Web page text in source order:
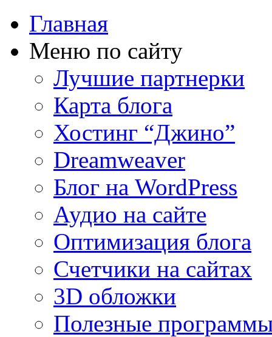
Главная
Меню по сайту
Лучшие партнерки
Карта блога
Хостинг “Джино”
Dreamweaver
Блог на WordPress
Аудио на сайте
Оптимизация блога
Счетчики на сайтах
3D обложки
Полезные